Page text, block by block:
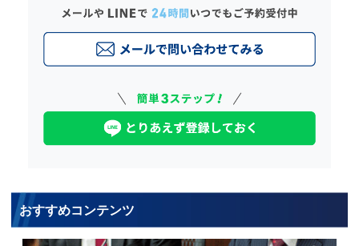
おすすめコンテンツ